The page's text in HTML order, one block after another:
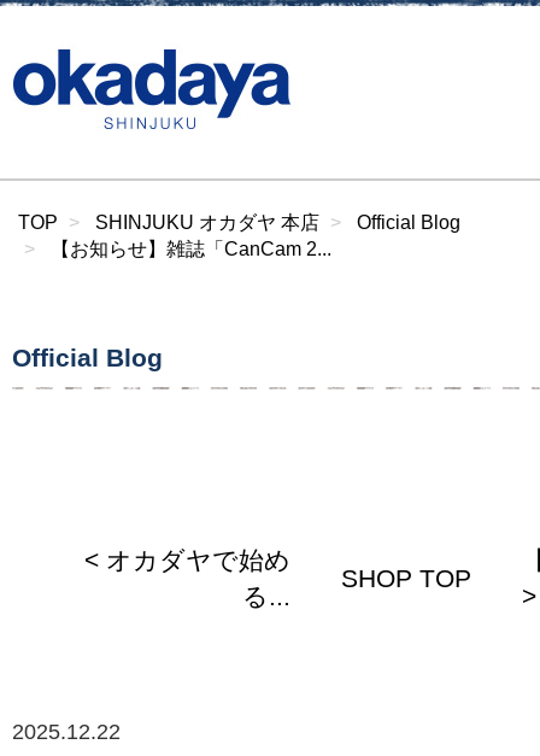
TOP SHINJUKU オカダヤ 本店
Official Blog
【お知らせ】雑誌「CanCam 2...
Official Blog
< オカダヤで始め
る...
SHOP TOP
>
2025.12.22